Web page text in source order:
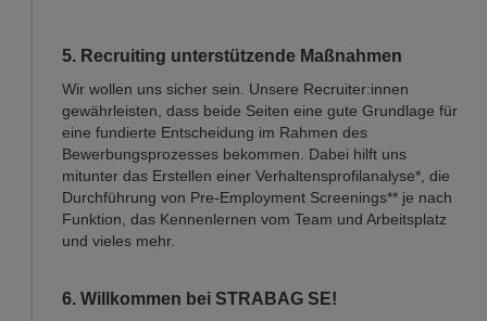
5. Recruiting unterstützende Maßnahmen
Wir wollen uns sicher sein. Unsere Recruiter:innen
gewährleisten, dass beide Seiten eine gute Grundlage für
eine fundierte Entscheidung im Rahmen des
Bewerbungsprozesses bekommen. Dabei hilft uns
mitunter das Erstellen einer Verhaltensprofilanalyse*, die
Durchführung von Pre-Employment Screenings** je nach
Funktion, das Kennenlernen vom Team und Arbeitsplatz
und vieles mehr.
6. Willkommen bei STRABAG SE!